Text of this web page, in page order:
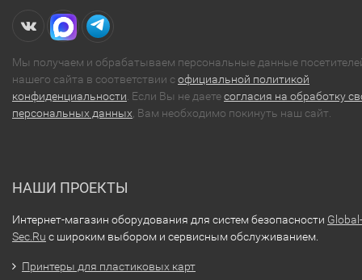
Мы получаем и обрабатываем персональные данные
нашего сайта в соответствии софициальной политикой
конфиденциальности. Если Вы не даетесогласия на обработку
персональных данных, Вам необходимо покинуть наш сайт.
НАШИ ПРОЕКТЫ
Интернет-магазин оборудования для систем безопасности Global-
Sec.Ru с широким выбором и сервисным обслуживанием.
Принтеры для пластиковых карт